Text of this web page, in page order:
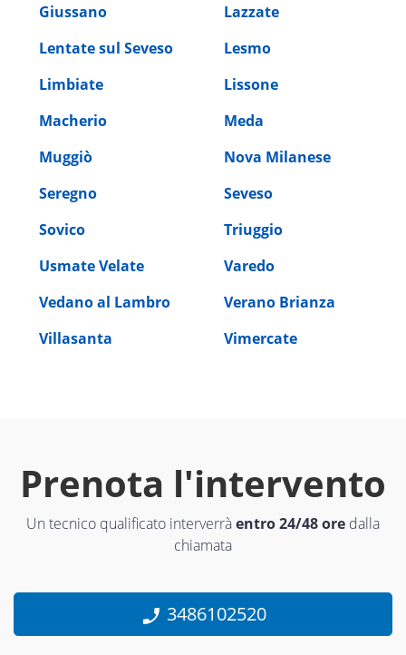
Giussano
Lazzate
Lentate sul Seveso
Lesmo
Limbiate
Lissone
Macherio
Meda
Muggiò
Nova Milanese
Seregno
Seveso
Sovico
Triuggio
Usmate Velate
Varedo
Vedano al Lambro
Verano Brianza
Villasanta
Vimercate
Prenota l'intervento
Un tecnico qualificato interverràentro 24/48 ore dalla
chiamata
3486102520